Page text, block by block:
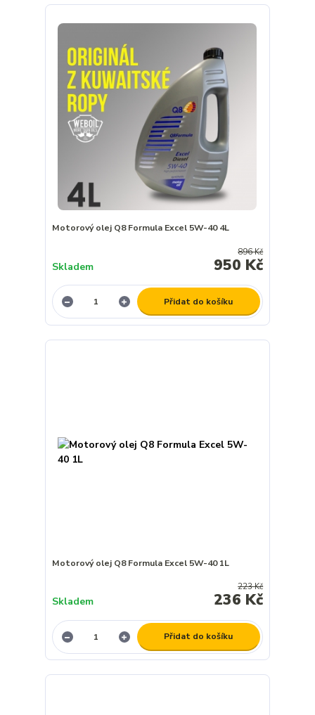
Motorový olej Q8 Formula Excel 5W-40 4L
896 Kč
950 Kč
Skladem
Přidat do košíku
Motorový olej Q8 Formula Excel 5W-40 1L
223 Kč
236 Kč
Skladem
Přidat do košíku